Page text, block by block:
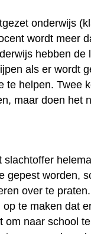
onderwijs
wordt meer
hebben de
als er wordt
te helpen. Twee
maar doen het
gepest worden,
over te
te maken dat
om naar school